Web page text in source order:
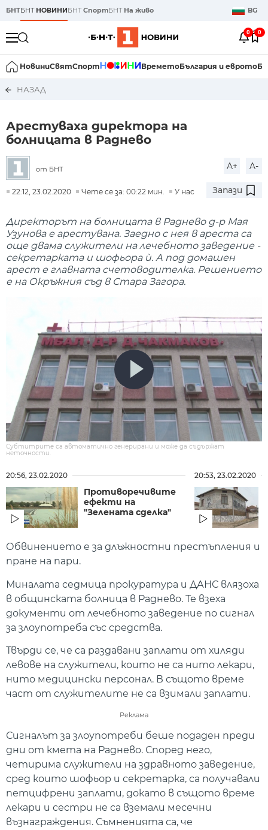
БНТБНТ НОВИНИБНТСпортБНТ На живо BG
0 0
НовиниСвятСпорт ВреметоБългария и еврото
НАЗАД
Арестуваха директора на
болницата в Раднево
от БНТ A+ A-
22:12, 23.02.2020 Чете се за: 00:22 мин. У нас Запази
Директорът на болницата в Раднево д-р Мая
Узунова е арестувана. Заедно с нея в ареста са
още двама служители на лечебното заведение -
секретарката и шофьора ѝ. А под домашен
арест е главната счетоводителка. Решението
е на Окръжния съд в Стара Загора.
Субтитрите са автоматично генерирани и може да съдържат
неточности.
20:56, 23.02.2020
Противоречивите
ефекти на
"Зелената сделка"
20:53, 23.02.2020
Обвинението е за длъжностни престъпления и
пране на пари.
Миналата седмица прокуратура и ДАНС влязоха
в общинската болница в Раднево. Те взеха
документи от лечебното заведение по сигнал
за злоупотреба със средства.
Твърди се, че са раздавани заплати от хиляди
левове на служители, които не са нито лекари,
нито медицински персонал. В същото време
част от служителите не са взимали заплати.
Реклама
Сигналът за злоупотреби беше подаден преди
дни от кмета на Раднево. Според него,
четирима служители на здравното заведение,
сред които шофьор и секретарка, са получавали
петцифрени заплати, докато в същото време
лекари и сестри не са вземали месечни
възнаграждения. Съмненията са, че